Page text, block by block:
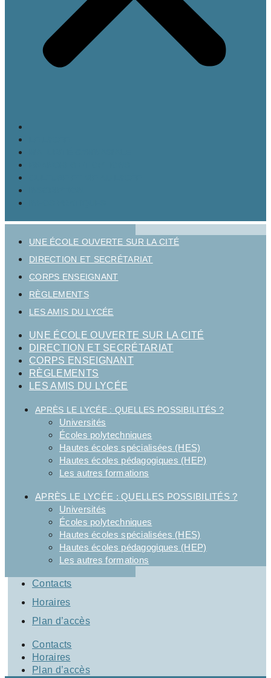
UNE ÉCOLE OUVERTE SUR LA CITÉ
DIRECTION ET SECRÉTARIAT
CORPS ENSEIGNANT
RÈGLEMENTS
LES AMIS DU LYCÉE
UNE ÉCOLE OUVERTE SUR LA CITÉ
DIRECTION ET SECRÉTARIAT
CORPS ENSEIGNANT
RÈGLEMENTS
LES AMIS DU LYCÉE
APRÈS LE LYCÉE : QUELLES POSSIBILITÉS ?
Universités
Écoles polytechniques
Hautes écoles spécialisées (HES)
Hautes écoles pédagogiques (HEP)
Les autres formations
APRÈS LE LYCÉE : QUELLES POSSIBILITÉS ?
Universités
Écoles polytechniques
Hautes écoles spécialisées (HES)
Hautes écoles pédagogiques (HEP)
Les autres formations
Contacts
Horaires
Plan d’accès
Contacts
Horaires
Plan d’accès